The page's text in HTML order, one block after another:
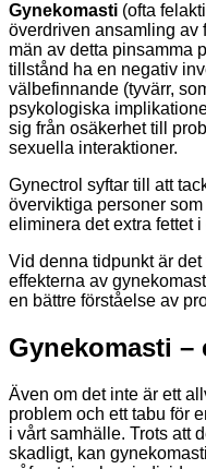
Gynekomasti (ofta
överdriven ansamling av
män av detta pinsamma
tillstånd ha en negativ
välbefinnande (tyvärr,
psykologiska
sig från osäkerhet till
sexuella interaktioner.
Gynectrol syftar till att
överviktiga personer
eliminera det extra fettet i
Vid denna tidpunkt är
effekterna av
en bättre förståelse av
Gynekomasti
Även om det inte är ett
problem och ett tabu för
i vårt samhälle. Trots att
skadligt, kan